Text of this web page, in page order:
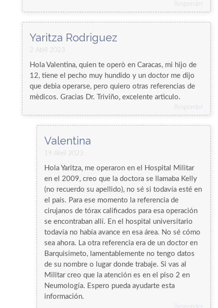
Responder
Yaritza Rodriguez
2 Abril 2023
Hola Valentina, quien te operò en Caracas, mi hijo de
12, tiene el pecho muy hundido y un doctor me dijo
que debìa operarse, pero quiero otras referencias de
mèdicos. Gracias Dr. Triviño, excelente artìculo.
Responder
Valentina
19 Abril 2023
Hola Yaritza, me operaron en el Hospital Militar
en el 2009, creo que la doctora se llamaba Kelly
(no recuerdo su apellido), no sé si todavía esté en
el país. Para ese momento la referencia de
cirujanos de tórax calificados para esa operación
se encontraban allí. En el hospital universitario
todavía no había avance en esa área. No sé cómo
sea ahora. La otra referencia era de un doctor en
Barquisimeto, lamentablemente no tengo datos
de su nombre o lugar donde trabaje. Si vas al
Militar creo que la atención es en el piso 2 en
Neumología. Espero pueda ayudarte esta
información.
Responder